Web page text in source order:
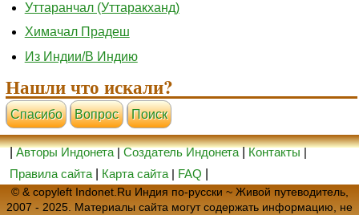
Уттаранчал (Уттаракханд)
Химачал Прадеш
Из Индии/В Индию
Нашли что искали?
Cпасибо Вопрос Поиск
|Авторы Индонета|Создатель Индонета|Контакты|
Правила сайта
Карта сайта | FAQ
© & copyleft Indonet.Ru Индия по-русски ~ Живой путеводитель,
2007 - 2025. Материалы сайта могут содержать информацию, не